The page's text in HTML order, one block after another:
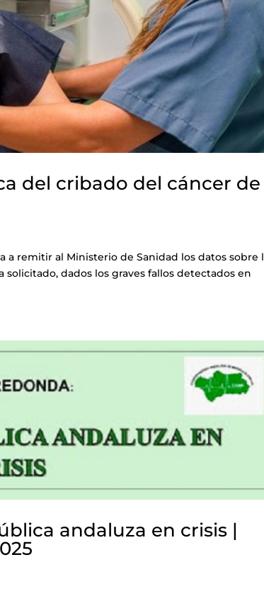
del cribado del cáncer de
remitir al Ministerio de Sanidad los datos sobre
dados los graves fallos detectados en
andaluza en crisis |